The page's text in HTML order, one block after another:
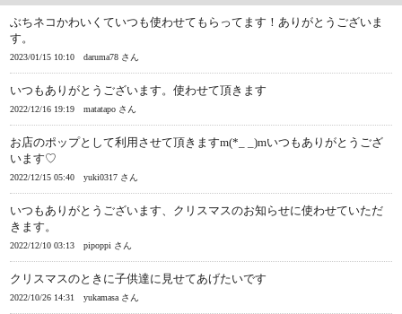
ぶちネコかわいくていつも使わせてもらってます！ありがとうございま
す。
2023/01/15 10:10 daruma78 さん
いつもありがとうございます。使わせて頂きます
2022/12/16 19:19 matatapo さん
お店のポップとして利用させて頂きますm(*_ _)mいつもありがとうござ
います♡
2022/12/15 05:40 yuki0317 さん
いつもありがとうございます、クリスマスのお知らせに使わせていただ
きます。
2022/12/10 03:13 pipoppi さん
クリスマスのときに子供達に見せてあげたいです
2022/10/26 14:31 yukamasa さん